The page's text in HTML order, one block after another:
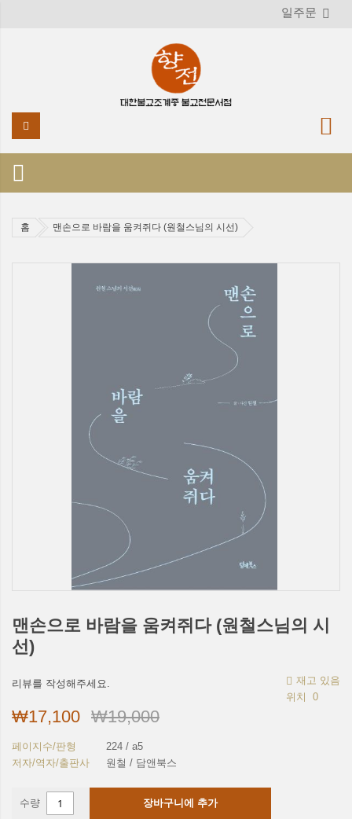
일주문
홈 맨손으로 바람을 움켜쥐다 (원철스님의 시선)
맨손으로 바람을 움켜쥐다 (원철스님의 시
선)
재고 있음
위치
0
리뷰를 작성해주세요.
₩17,100 ₩19,000
페이지수/판형
224 / a5
저자/역자/출판사
원철 / 담앤북스
수량 장바구니에 추가